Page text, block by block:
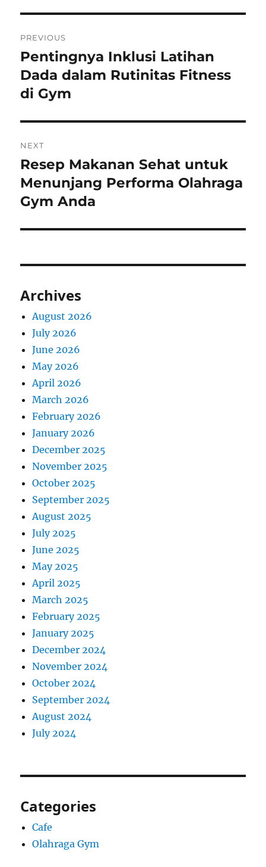
navigation
PREVIOUS
Previous
post:
Pentingnya Inklusi Latihan
Dada dalam Rutinitas Fitness
di Gym
NEXT
Next
post:
Resep Makanan Sehat untuk
Menunjang Performa Olahraga
Gym Anda
Archives
August 2026
July 2026
June 2026
May 2026
April 2026
March 2026
February 2026
January 2026
December 2025
November 2025
October 2025
September 2025
August 2025
July 2025
June 2025
May 2025
April 2025
March 2025
February 2025
January 2025
December 2024
November 2024
October 2024
September 2024
August 2024
July 2024
Categories
Cafe
Olahraga Gym